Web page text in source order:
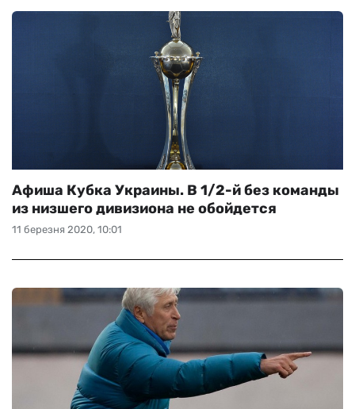
11 березня 2020, 10:01
Афиша Кубка Украины. В 1/2-й без команды
из низшего дивизиона не обойдется